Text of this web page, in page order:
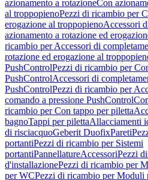
azionamento a rotazioneCon
al troppopienoPezzi di ricambio per
erogazione al troppopienoAccessori
azionamento a rotazione ed
ricambio per Accessori di
rotazione ed erogazione al
PushControlPezzi di ricambio per
PushControlAccessori di
PushControlPezzi di ricambio per
comando a pressione PushControl
ricambio per Con tappo per piletta
bagnoTappi per pilettaAllacciamenti
di risciacquoGeberit DuofixPareti
portantiPezzi di ricambio per Sistemi
portantiPannellatureAccessoriPezzi
d'installazionePezzi di ricambio per
per WCPezzi di ricambio per Moduli